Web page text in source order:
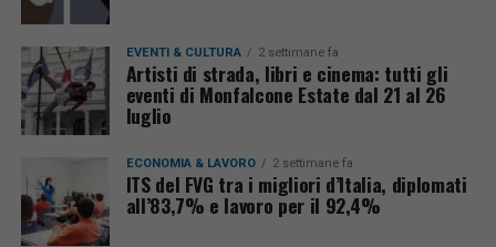
EVENTI & CULTURA 2 settimane fa
Artisti di strada, libri e cinema: tutti gli
eventi di Monfalcone Estate dal 21 al 26
luglio
ECONOMIA & LAVORO 2 settimane fa
ITS del FVG tra i migliori d’Italia, diplomati
all’83,7% e lavoro per il 92,4%